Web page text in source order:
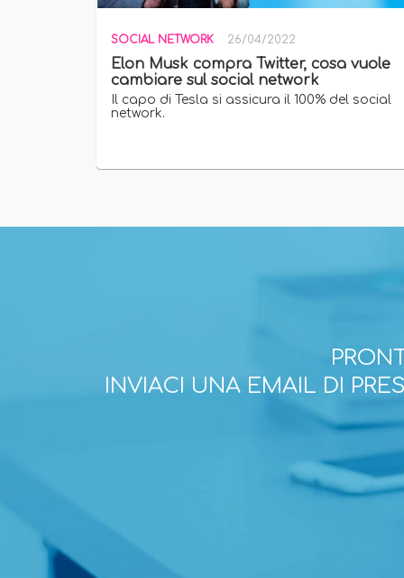
SOCIAL NETWORK 26/04/2022
Elon Musk compra Twitter, cosa vuole
cambiare sul social network
Il capo di Tesla si assicura il 100% del social
network.
INVIACI UNA EMAIL DI